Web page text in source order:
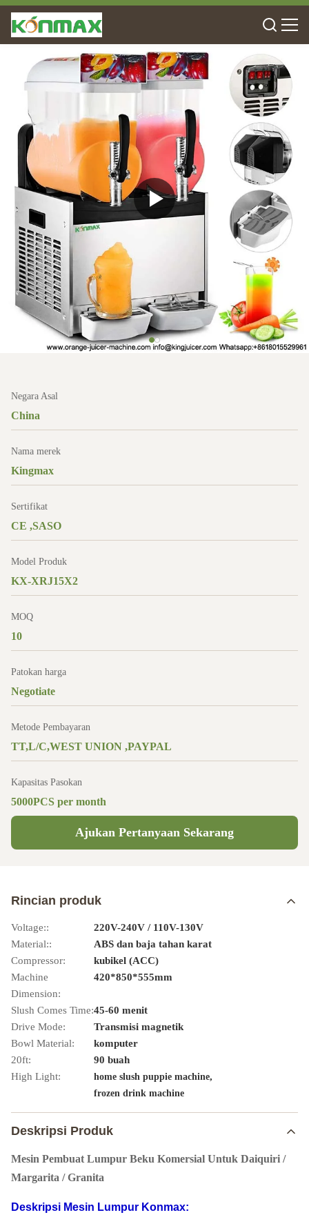
Negara Asal
China
Nama merek
Kingmax
Sertifikat
CE ,SASO
Model Produk
KX-XRJ15X2
MOQ
10
Patokan harga
Negotiate
Metode Pembayaran
TT,L/C,WEST UNION ,PAYPAL
Kapasitas Pasokan
5000PCS per month
Ajukan Pertanyaan Sekarang
Rincian produk
Voltage::
220V-240V / 110V-130V
Material::
ABS dan baja tahan karat
Compressor:
kubikel (ACC)
Machine
Dimension:
420*850*555mm
Slush Comes Time:45-60 menit
Drive Mode:
Transmisi magnetik
Bowl Material:
komputer
20ft:
90 buah
High Light:
home slush puppie machine,
frozen drink machine
Deskripsi Produk
Mesin Pembuat Lumpur Beku Komersial Untuk Daiquiri /
Margarita / Granita
Deskripsi Mesin Lumpur Konmax: